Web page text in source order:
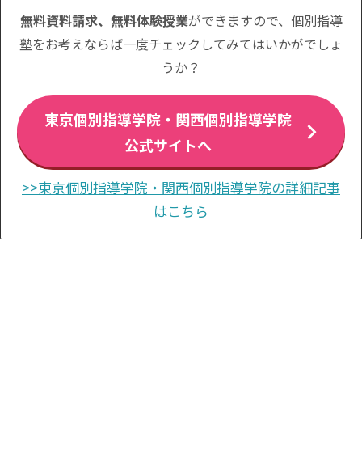
無料資料請求、無料体験授業ができますので、個別指導
塾をお考えならば一度チェックしてみてはいかがでしょ
うか？
東京個別指導学院・関西個別指導学院
公式サイトへ
>>東京個別指導学院・関西個別指導学院の詳細記事
はこちら